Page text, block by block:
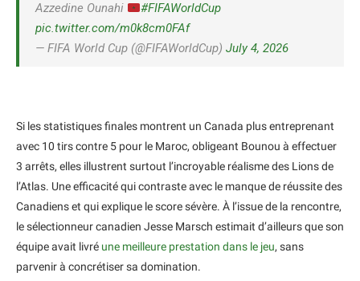
Azzedine Ounahi
#FIFAWorldCup
pic.twitter.com/m0k8cm0FAf
— FIFA World Cup (@FIFAWorldCup) July 4, 2026
Si les statistiques finales montrent un Canada plus entreprenant
avec 10 tirs contre 5 pour le Maroc, obligeant Bounou à effectuer
3 arrêts, elles illustrent surtout l’incroyable réalisme des Lions de
l’Atlas. Une efficacité qui contraste avec le manque de réussite des
Canadiens et qui explique le score sévère. À l’issue de la rencontre,
le sélectionneur canadien Jesse Marsch estimait d’ailleurs que son
équipe avait livré une meilleure prestation dans le jeu, sans
parvenir à concrétiser sa domination.